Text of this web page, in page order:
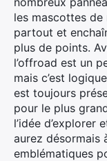
les mascottes de
partout et
plus de points.
l’offroad est un
mais c’est
est toujours
pour le plus
l’idée d’explorer
aurez désormais
emblématiques